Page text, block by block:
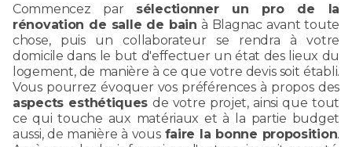
Commencez par sélectionner un pro de la
rénovation de salle de bain à Blagnac avant toute
chose, puis un collaborateur se rendra à votre
domicile dans le but d'effectuer un état des lieux du
logement, de manière à ce que votre devis soit établi.
Vous pourrez évoquer vos préférences à propos des
aspects esthétiques de votre projet, ainsi que tout
ce qui touche aux matériaux et à la partie budget
aussi, de manière à vous faire la bonne proposition.